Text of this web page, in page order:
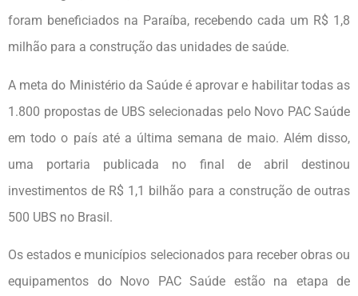
foram beneficiados na Paraíba, recebendo cada um R$ 1,8
milhão para a construção das unidades de saúde.
A meta do Ministério da Saúde é aprovar e habilitar todas as
1.800 propostas de UBS selecionadas pelo Novo PAC Saúde
em todo o país até a última semana de maio. Além disso,
uma portaria publicada no final de abril destinou
investimentos de R$ 1,1 bilhão para a construção de outras
500 UBS no Brasil.
Os estados e municípios selecionados para receber obras ou
equipamentos do Novo PAC Saúde estão na etapa de